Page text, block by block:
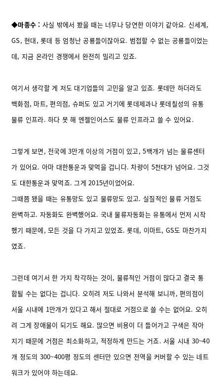
◆마종수 : 사실 밖에서 봤을 때는 너무나 당연한 이야기 같아요. 신세계,
GS, 현대, 롯데 등 엄청난 공룡들이잖아요. 범접할 수 없는 공룡들이었는
데, 지금 온라인 경쟁에서 완전히 밀리고 있죠.
여기서 생각할 게 저도 대기업들의 고민을 알고 있죠. 롯데만 하더라도
백화점, 마트, 편의점, 슈퍼도 있고 거기에 롯데제과나 롯데칠성의 유통
물류 인프라. 하다 못 해 엔젤인어스도 물류 인프라고 쓸 수 있어요.
그렇게 보면, 전국에 3만개 이상의 거점이 있고, 5백개가 넘는 물류센터
가 있어요. 아마 대한통운과 맞먹을 겁니다. 차량이 5천대가 넘어요. 그것
도 대한통운과 맞먹죠. 그게 2015년이었어요.
그때쯤 됐을 때는 유통망도 있고 물류망도 있고. 실질적인 물류 거점도
완벽하고. 자동화도 완벽했어요. 국내 물류자동화는 유통에서 먼저 시작
했기 때문에, 모든 것을 다 가지고 있었죠. 롯데, 이마트, GS도 마찬가지
였죠.
그런데 여기서 한 가지 착각하는 것이, 물류적인 거점이 많다고 결국 통
합될 수는 없다는 겁니다. 오히려 저도 나와서 분석해 보니까, 편의점이
서울 시내에 1만개가 있다고 해서 절대로 거점으로 쓸 수는 없어요. 오히
려 그게 장애물이 되기도 해요. 많으면 비용이 더 들어가고 구색은 작아
지기 때문에 거점은 최소화하고, 적정하게 만드는 거죠. 서울 시내 30~40
개 정도의 300~400평 정도의 센터만 있으면 전역을 커버할 수 있는 네트
워크가 있어야 하는데요.